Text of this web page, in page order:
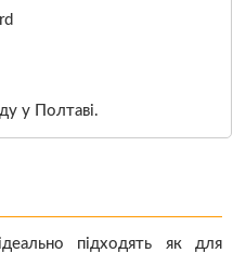
у Полтаві.
підходять як для